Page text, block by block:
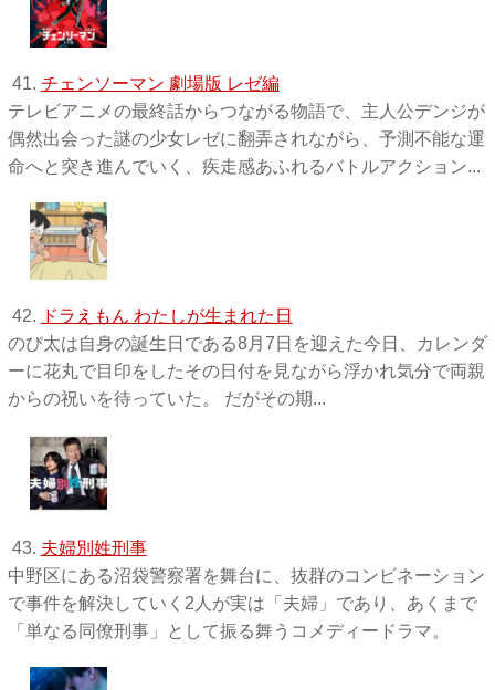
41. チェンソーマン 劇場版 レゼ編
テレビアニメの最終話からつながる物語で、主人公デンジが
偶然出会った謎の少女レゼに翻弄されながら、予測不能な運
命へと突き進んでいく、疾走感あふれるバトルアクション...
42. ドラえもん わたしが生まれた日
のび太は自身の誕生日である8月7日を迎えた今日、カレンダ
ーに花丸で目印をしたその日付を見ながら浮かれ気分で両親
からの祝いを待っていた。 だがその期...
43. 夫婦別姓刑事
中野区にある沼袋警察署を舞台に、抜群のコンビネーション
で事件を解決していく2人が実は「夫婦」であり、あくまで
「単なる同僚刑事」として振る舞うコメディードラマ。